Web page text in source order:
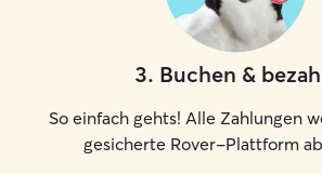
3. Buchen &
So einfach gehts! Alle Zahlungen
gesicherte Rover-Plattform